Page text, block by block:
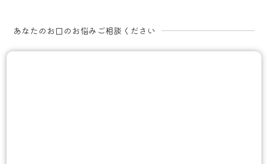
な限度内で、個人情報を利用します。個人情報の取り扱いを第三者に委託す
を明確にし、個人情報の安全管理のために必要かつ適切な監督を行います。
あなたのお口のお悩みご相談ください